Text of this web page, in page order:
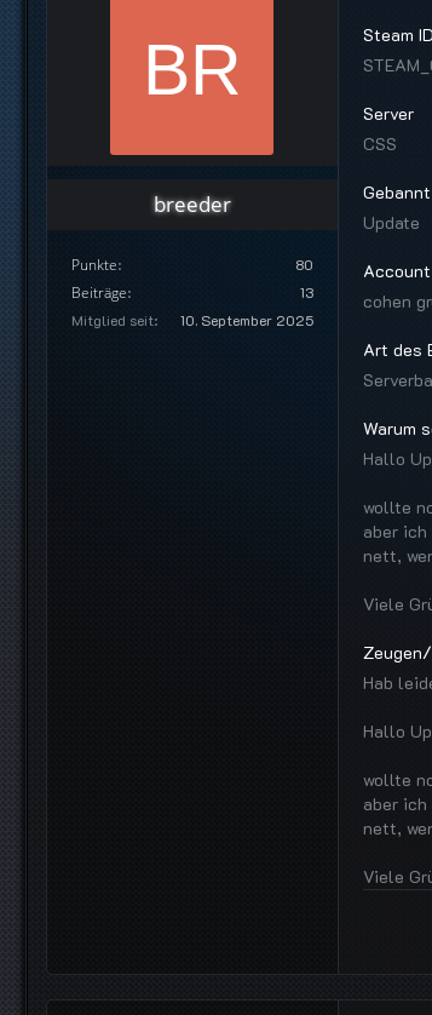
breeder
Punkte 80
Beiträge
13
Mitglied seit
10. September 2025
Steam ID
Server
CSS
Update
Account
cohen
Art des
Warum
Hallo
wollte
aber ich
nett,
Viele
Hab
Hallo
wollte
aber ich
nett,
Viele